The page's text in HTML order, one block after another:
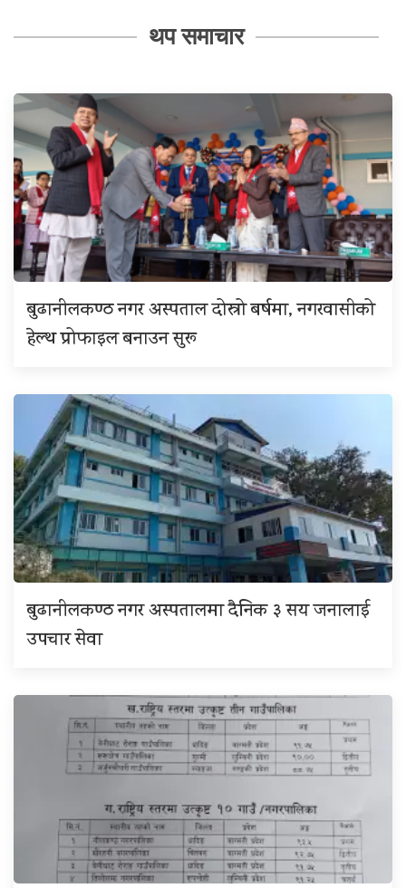
थप समाचार
बुढानीलकण्ठ नगर अस्पताल दोस्रो बर्षमा, नगरवासीको
हेल्थ प्रोफाइल बनाउन सुरू
बुढानीलकण्ठ नगर अस्पतालमा दैनिक ३ सय जनालाई
उपचार सेवा